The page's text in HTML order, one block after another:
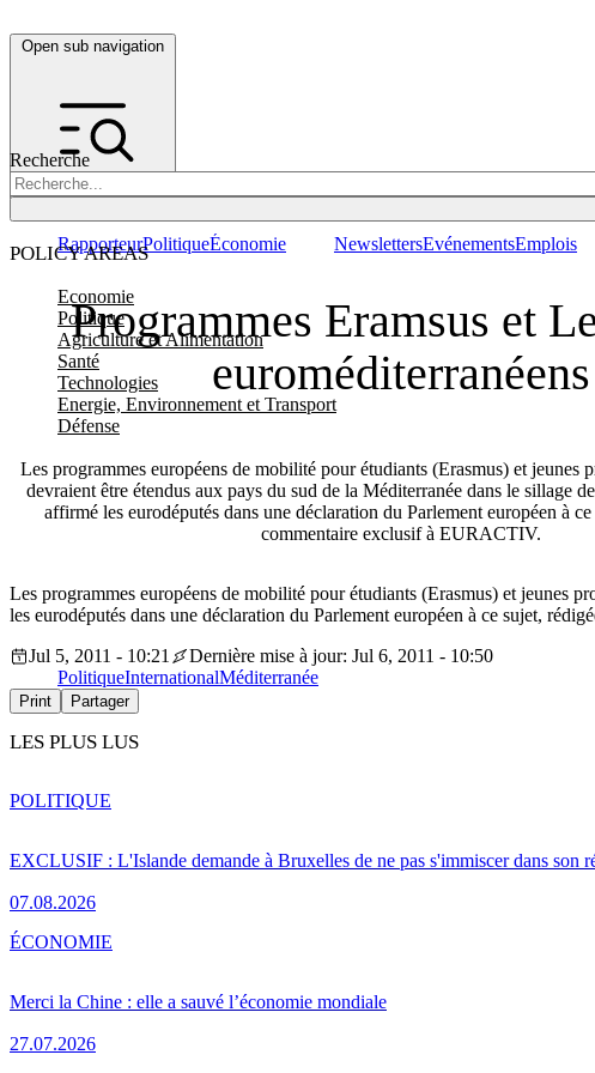
Open sub navigation
Recherche
POLICY AREAS
Economie
Politique
Agriculture et Alimentation
Santé
Technologies
Energie, Environnement et Transport
Défense
RapporteurPolitiqueÉconomie NewslettersEvénementsEmplois
Programmes Eramsus et
euroméditerranéens
Les programmes européens de mobilité pour étudiants (Erasmus) et jeunes
devraient être étendus aux pays du sud de la Méditerranée dans le sillage
affirmé les eurodéputés dans une déclaration du Parlement européen à
commentaire exclusif à EURACTIV.
Les programmes européens de mobilité pour étudiants (Erasmus) et jeunes
les eurodéputés dans une déclaration du Parlement européen à ce sujet,
Jul 5, 2011 - 10:21
Dernière mise à jour: Jul 6, 2011 - 10:50
PolitiqueInternationalMéditerranée
Print Partager
LES PLUS LUS
EXCLUSIF : L'Islande demande à Bruxelles de ne pas s'immiscer dans son
07.08.2026
POLITIQUE
Merci la Chine : elle a sauvé l’économie mondiale
27.07.2026
ÉCONOMIE